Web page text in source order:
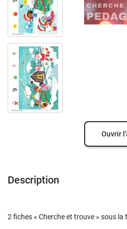
Ouvrir
Description
2 fiches « Cherche et trouve » sous la